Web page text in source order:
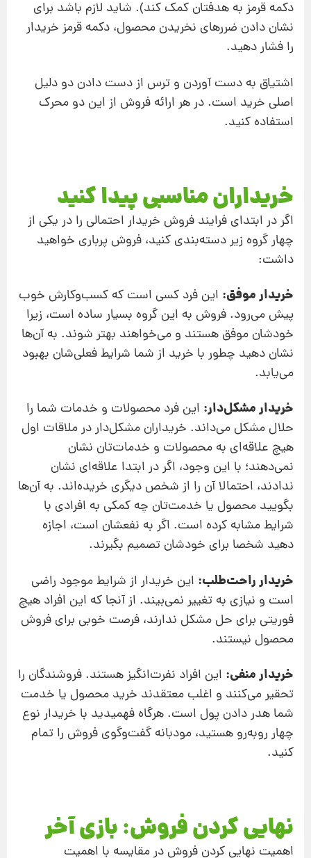
دکمه قرمز به هدفتان کمک کند). شاید لازم باشد برای
نشان دادن ضررهای نخریدن محصول، دکمه قرمز خریدار
را فشار دهید.
اشتیاق به دست آوردن و ترس از دست دادن دو دلیل
اصلی خرید است. در هر ارائه فروش از این دو محرک
استفاده کنید.
خریداران مناسبی پیدا کنید
اگر در ابتدای فرایند فروش خریدار احتمالی را در یکی از
چهار گروه زیر دسته‌بندی کنید، فروش پرباری خواهید
داشت:
خریدار موفق: این فرد کسی است که کسب‌وکارش خوب
پیش می‌رود. فروش به این گروه بسیار ساده است، زیرا
خودشان موفق هستند و می‌خواهند بهتر شوند. به آن‌ها
نشان دهید چطور با خرید از شما شرایط فعلی‌شان بهبود
می‌یابد.
خریدار مشکل‌دار: این فرد محصولات و خدمات شما را
حلال مشکل می‌داند. خریداران مشکل‌دار در ملاقات اول
هیچ علاقه‌ای به محصولات و خدمات‌تان نشان
نمی‌دهند؛ با این وجود، اگر در ابتدا علاقه‌ای نشان
ندادند، احتمالا آن را از شخص دیگری خریده‌اند. به آن‌ها
بگویید محصول یا خدمت‌تان چه کمکی به افرادی با
شرایط مشابه کرده است. اگر به نفعشان است، اجازه
دهید شخصا برای خودشان تصمیم بگیرند.
خریدار راحت‌طلب: این خریدار از شرایط موجود راضی
است و نیازی به تغییر نمی‌بیند. از آنجا که این افراد هیچ
فوریتی برای حل مشکل ندارند، فرصت‌ خوبی برای فروش
محصول نیستند.
خریدار منفی: این افراد نفرت‌انگیز هستند. فروشندگان را
تحقیر می‌کنند و اغلب معتقدند خرید محصول یا خدمت
شما هدر دادن پول است. هرگاه فهمیدید با خریدار نوع
چهار روبه‌رو هستید، مودبانه گفت‌وگوی فروش را تمام
کنید.
نهایی کردن فروش: بازی آخر
اهمیت نهایی کردن فروش در مقایسه با اهمیت